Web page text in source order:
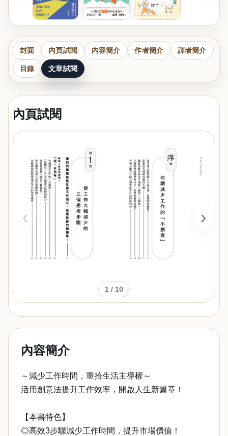
封面 內頁試閱 內容簡介 作者簡介 譯者簡介
目錄 文章試閱
內頁試閱
‹ ›
1 / 10
內容簡介
～減少工作時間，重拾生活主導權～
活用創意法提升工作效率，開啟人生新篇章！
【本書特色】
◎高效3步驟減少工作時間，提升市場價值！